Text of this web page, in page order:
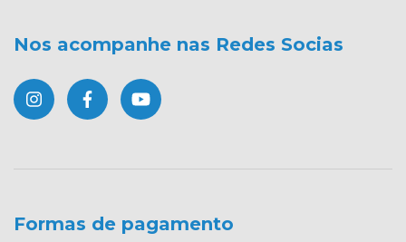
Nos acompanhe nas Redes Socias
Formas de pagamento